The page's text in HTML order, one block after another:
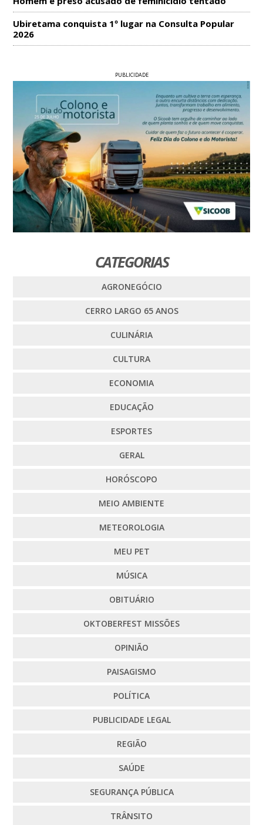
Ubiretama conquista 1º lugar na Consulta Popular
2026
PUBLICIDADE
CATEGORIAS
AGRONEGÓCIO
CERRO LARGO 65 ANOS
CULINÁRIA
CULTURA
ECONOMIA
EDUCAÇÃO
ESPORTES
GERAL
HORÓSCOPO
MEIO AMBIENTE
METEOROLOGIA
MEU PET
MÚSICA
OBITUÁRIO
OKTOBERFEST MISSÕES
OPINIÃO
PAISAGISMO
POLÍTICA
PUBLICIDADE LEGAL
REGIÃO
SAÚDE
SEGURANÇA PÚBLICA
TRÂNSITO